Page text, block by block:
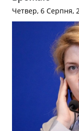
Четвер, 6 Серпня,